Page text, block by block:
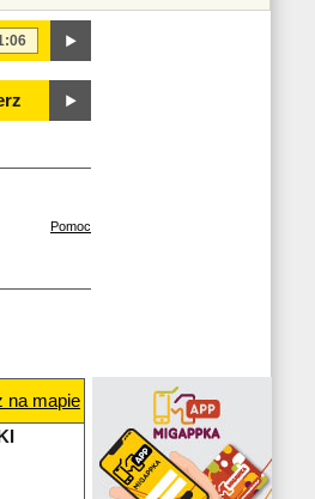
Pomoc
na mapie